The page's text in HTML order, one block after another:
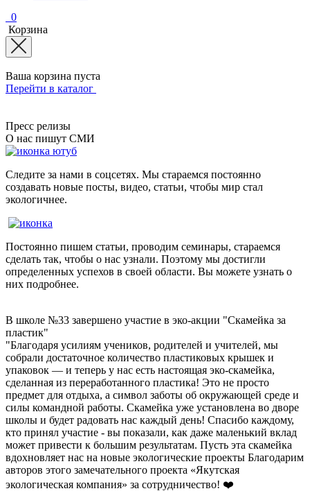
0
Корзина
Ваша корзина пуста
Перейти в каталог
Пресс релизы
О нас пишут СМИ
Следите за нами в соцсетях. Мы стараемся постоянно
создавать новые посты, видео, статьи, чтобы мир стал
экологичнее.
Постоянно пишем статьи, проводим семинары, стараемся
сделать так, чтобы о нас узнали. Поэтому мы достигли
определенных успехов в своей области. Вы можете узнать о
них подробнее.
В школе №33 завершено участие в эко-акции "Скамейка за
пластик"
"Благодаря усилиям учеников, родителей и учителей, мы
собрали достаточное количество пластиковых крышек и
упаковок — и теперь у нас есть настоящая эко-скамейка,
сделанная из переработанного пластика! Это не просто
предмет для отдыха, а символ заботы об окружающей среде и
силы командной работы. Скамейка уже установлена во дворе
школы и будет радовать нас каждый день! Спасибо каждому,
кто принял участие - вы показали, как даже маленький вклад
может привести к большим результатам. Пусть эта скамейка
вдохновляет нас на новые экологические проекты Благодарим
авторов этого замечательного проекта «Якутская
экологическая компания» за сотрудничество! ❤️